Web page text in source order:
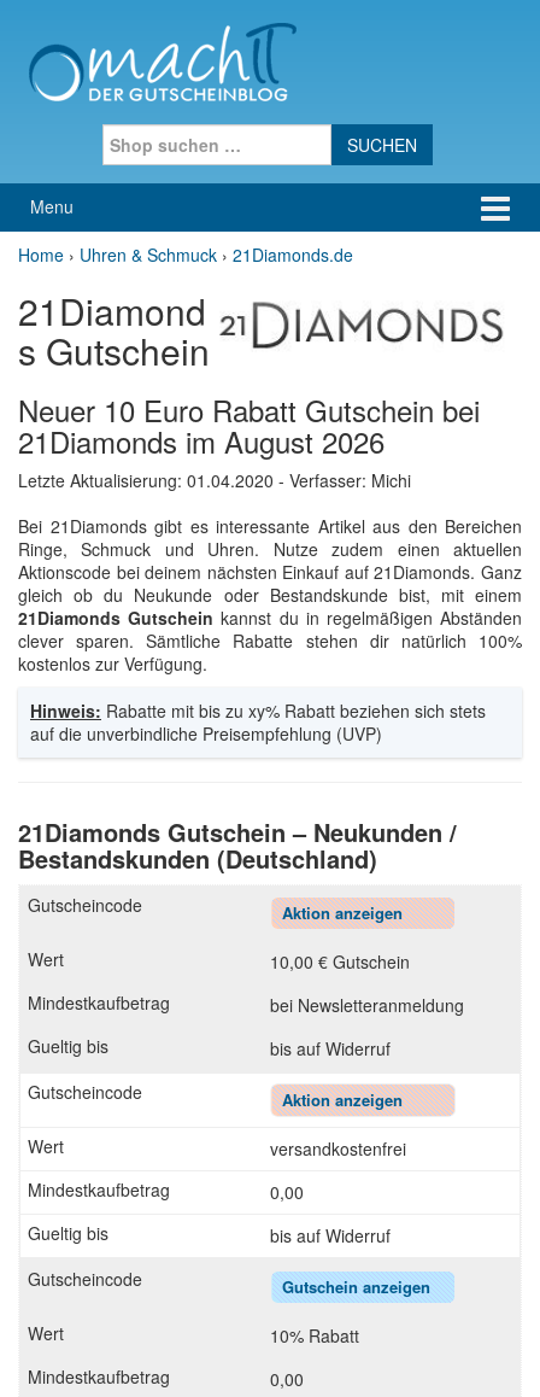
Menu
Home › Uhren & Schmuck › 21Diamonds.de
21Diamond
s Gutschein
Neuer 10 Euro Rabatt Gutschein bei
21Diamonds im August 2026
Letzte Aktualisierung: 01.04.2020 - Verfasser: Michi
Bei 21Diamonds gibt es interessante Artikel aus den Bereichen
Ringe, Schmuck und Uhren. Nutze zudem einen aktuellen
Aktionscode bei deinem nächsten Einkauf auf 21Diamonds. Ganz
gleich ob du Neukunde oder Bestandskunde bist, mit einem
21Diamonds Gutschein kannst du in regelmäßigen Abständen
clever sparen. Sämtliche Rabatte stehen dir natürlich 100%
kostenlos zur Verfügung.
Hinweis: Rabatte mit bis zu xy% Rabatt beziehen sich stets
auf die unverbindliche Preisempfehlung (UVP)
21Diamonds Gutschein – Neukunden /
Bestandskunden (Deutschland)
Aktion anzeigen
10,00 € Gutschein
bei Newsletteranmeldung
bis auf Widerruf
Aktion anzeigen
versandkostenfrei
0,00
bis auf Widerruf
Gutschein anzeigen
10% Rabatt
0,00